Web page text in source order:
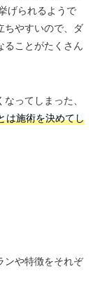
げられるようで
ちやすいので、ダ
ることがたくさん
ってしまった、
は施術を決めてし
ンや特徴をそれぞ